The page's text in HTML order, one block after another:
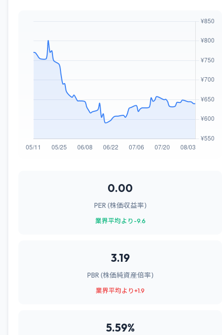
0.00
PER (株価収益率)
業界平均より-9.6
3.19
PBR (株価純資産倍率)
業界平均より+1.9
5.59%